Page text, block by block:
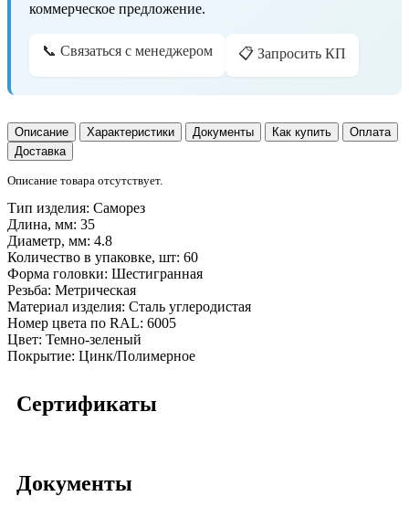
коммерческое предложение.
📞 Связаться с менеджером 📋 Запросить КП
Описание Характеристики Документы Как купить
Оплата
Доставка
Описание товара отсутствует.
Тип изделия: Саморез
Длина, мм: 35
Диаметр, мм: 4.8
Количество в упаковке, шт: 60
Форма головки: Шестигранная
Резьба: Метрическая
Материал изделия: Сталь углеродистая
Номер цвета по RAL: 6005
Цвет: Темно-зеленый
Покрытие: Цинк/Полимерное
Сертификаты
Документы